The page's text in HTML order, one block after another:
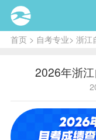
首页> 自考专业> 浙江
2026年浙